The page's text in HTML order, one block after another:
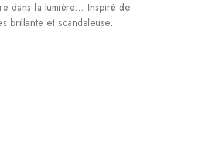
dans la lumière… Inspiré de
brillante et scandaleuse.